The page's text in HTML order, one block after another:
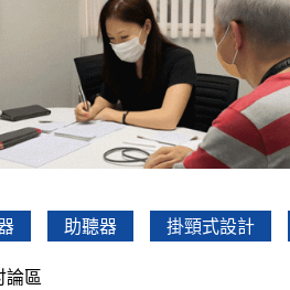
助聽器 掛頸式設計
論區